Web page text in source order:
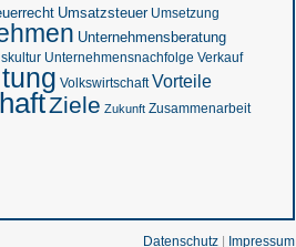
Umsatzsteuer Umsetzung
Unternehmensberatung
Unternehmensnachfolge Verkauf
Volkswirtschaft Vorteile
Ziele Zukunft Zusammenarbeit
Datenschutz | Impressum